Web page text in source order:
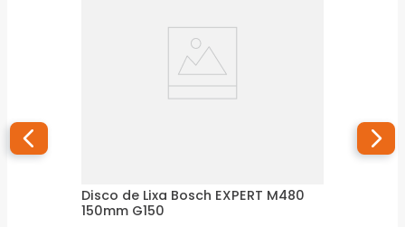
Disco de Lixa Bosch EXPERT M480
150mm G150